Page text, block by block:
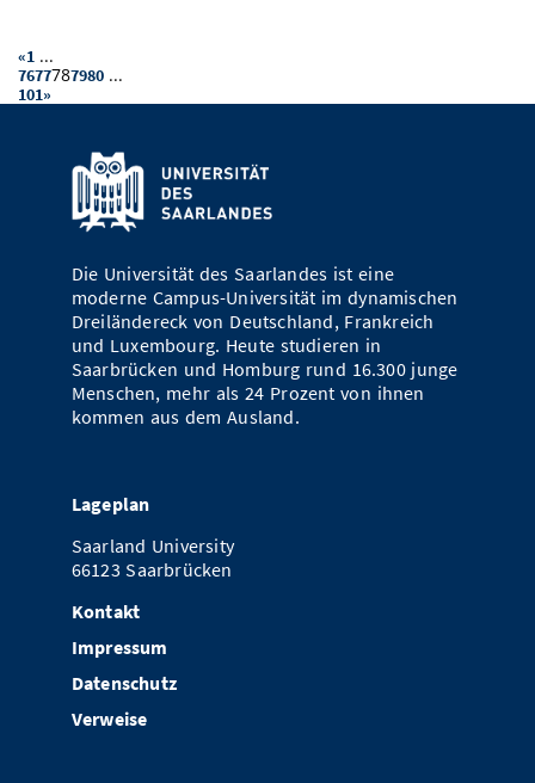
«1 ...
7677787980 ...
101»
Die Universität des Saarlandes ist eine
moderne Campus-Universität im dynamischen
Dreiländereck von Deutschland, Frankreich
und Luxembourg. Heute studieren in
Saarbrücken und Homburg rund 16.300 junge
Menschen, mehr als 24 Prozent von ihnen
kommen aus dem Ausland.
Lageplan
Saarland University
66123 Saarbrücken
Kontakt
Impressum
Datenschutz
Verweise